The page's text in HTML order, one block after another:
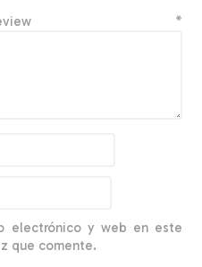
*
electrónico y web en este
que comente.